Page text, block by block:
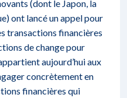
(dont le Japon, la
ont lancé un appel pour
transactions financières
de change pour
aujourd’hui aux
concrètement en
financières qui